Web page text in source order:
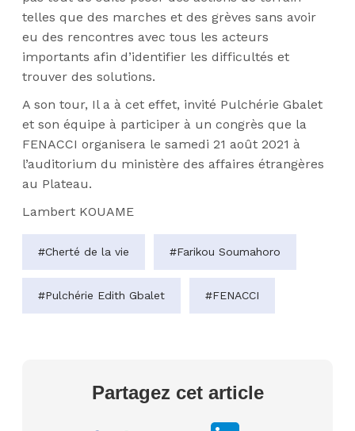
telles que des marches et des grèves sans avoir
eu des rencontres avec tous les acteurs
importants afin d’identifier les difficultés et
trouver des solutions.
A son tour, Il a à cet effet, invité Pulchérie Gbalet
et son équipe à participer à un congrès que la
FENACCI organisera le samedi 21 août 2021 à
l’auditorium du ministère des affaires étrangères
au Plateau.
Lambert KOUAME
#Cherté de la vie #Farikou Soumahoro
#Pulchérie Edith Gbalet #FENACCI
Partagez cet article